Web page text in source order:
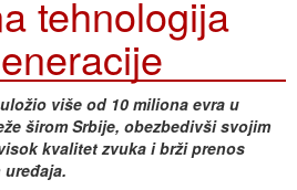
tehnologija
više od 10 miliona evra u
širom Srbije, obezbedivši svojim
kvalitet zvuka i brži prenos